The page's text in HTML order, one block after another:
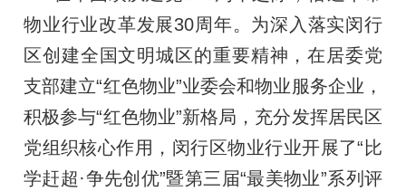
物业行业改革发展30周年。为深入落实闵行
区创建全国文明城区的重要精神，在居委党
支部建立“红色物业”业委会和物业服务企业，
积极参与“红色物业”新格局，充分发挥居民区
党组织核心作用，闵行区物业行业开展了“比
学赶超·争先创优”暨第三届“最美物业”系列评